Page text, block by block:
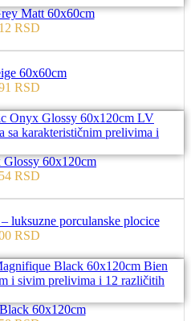
Matt 60x60cm
RSD
60x60cm
RSD
60x120cm
RSD
luksuzne porculanske plocice
RSD
60x120cm